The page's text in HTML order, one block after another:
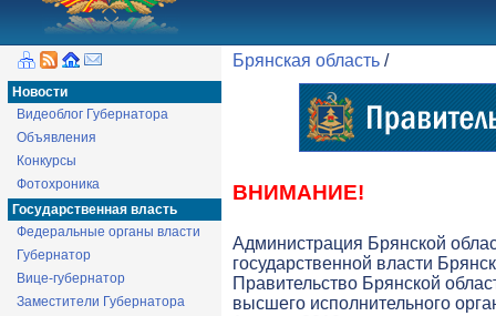
Новости
Видеоблог Губернатора
Объявления
Конкурсы
Фотохроника
Государственная власть
Федеральные органы власти
Губернатор
Вице-губернатор
Заместители Губернатора
Брянская область /
ВНИМАНИЕ!
Администрация Брянской
государственной власти
Правительство Брянской
высшего исполнительного